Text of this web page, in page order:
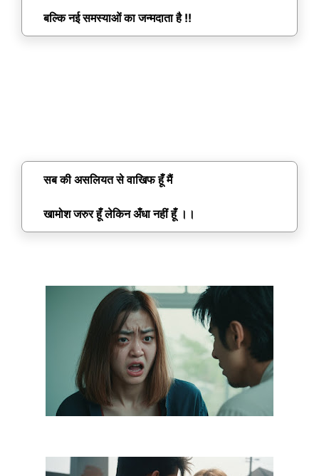
बल्कि नई समस्याओं का जन्मदाता है !!
सब की असलियत से वाखिफ हूँ मैं
खामोश जरुर हूँ लेकिन अँधा नहीं हूँ ।।